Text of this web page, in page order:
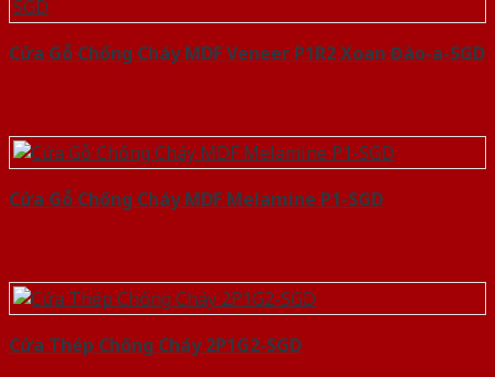
Cửa Gỗ Chống Cháy MDF Veneer P1R2 Xoan Đào-a-SGD
Cửa Gỗ Chống Cháy MDF Melamine P1-SGD
Cửa Thép Chống Cháy 2P1G2-SGD